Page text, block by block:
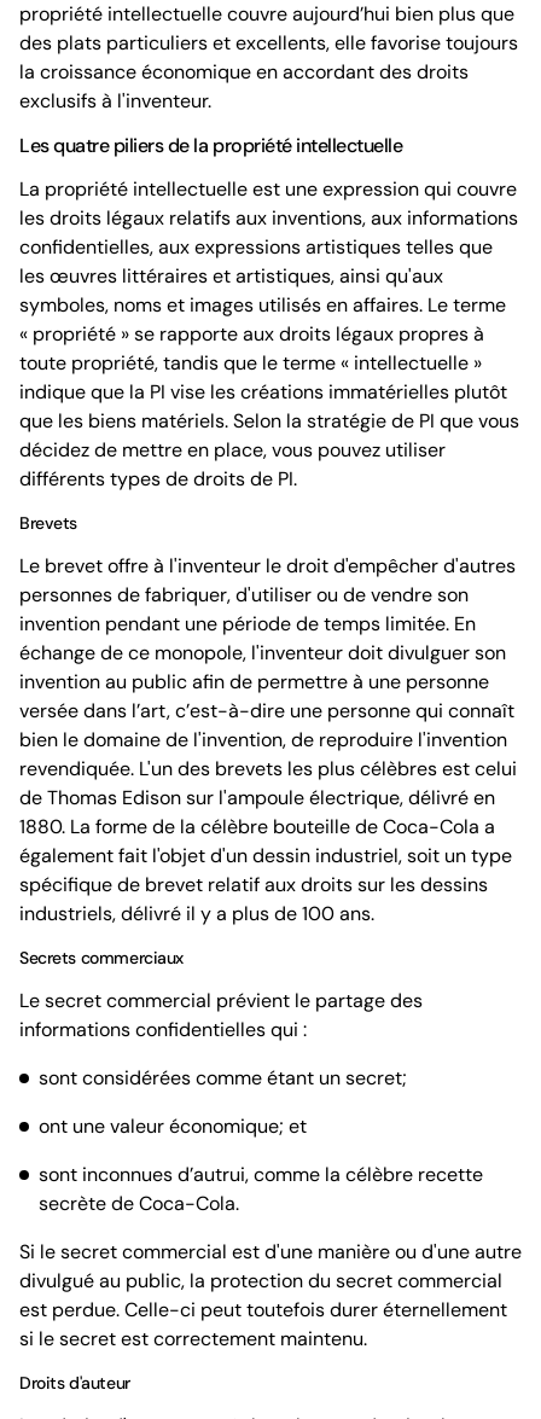
propriété intellectuelle couvre aujourd’hui bien plus que
des plats particuliers et excellents, elle favorise toujours
la croissance économique en accordant des droits
exclusifs à l'inventeur.
Les quatre piliers de la propriété intellectuelle
La propriété intellectuelle est une expression qui couvre
les droits légaux relatifs aux inventions, aux informations
confidentielles, aux expressions artistiques telles que
les œuvres littéraires et artistiques, ainsi qu'aux
symboles, noms et images utilisés en affaires. Le terme
« propriété » se rapporte aux droits légaux propres à
toute propriété, tandis que le terme « intellectuelle »
indique que la PI vise les créations immatérielles plutôt
que les biens matériels. Selon la stratégie de PI que vous
décidez de mettre en place, vous pouvez utiliser
différents types de droits de PI.
Brevets
Le brevet offre à l'inventeur le droit d'empêcher d'autres
personnes de fabriquer, d'utiliser ou de vendre son
invention pendant une période de temps limitée. En
échange de ce monopole, l'inventeur doit divulguer son
invention au public afin de permettre à une personne
versée dans l’art, c’est-à-dire une personne qui connaît
bien le domaine de l'invention, de reproduire l'invention
revendiquée. L'un des brevets les plus célèbres est celui
de Thomas Edison sur l'ampoule électrique, délivré en
1880. La forme de la célèbre bouteille de Coca-Cola a
également fait l'objet d'un dessin industriel, soit un type
spécifique de brevet relatif aux droits sur les dessins
industriels, délivré il y a plus de 100 ans.
Secrets commerciaux
Le secret commercial prévient le partage des
informations confidentielles qui :
sont considérées comme étant un secret;
ont une valeur économique; et
sont inconnues d’autrui, comme la célèbre recette
secrète de Coca-Cola.
Si le secret commercial est d'une manière ou d'une autre
divulgué au public, la protection du secret commercial
est perdue. Celle-ci peut toutefois durer éternellement
si le secret est correctement maintenu.
Droits d'auteur